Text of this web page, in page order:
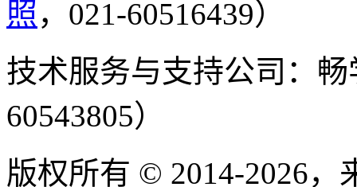
照 ，021-60516439）
技术服务与支持公司：
60543805）
版权所有 © 2014-2026，